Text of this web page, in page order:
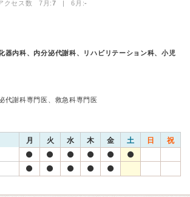
クセス数 7月:7 | 6月:-
器内科、内分泌代謝科、リハビリテーション科、小児
代謝科専門医、救急科専門医
月 火 水 木 金 土 日 祝